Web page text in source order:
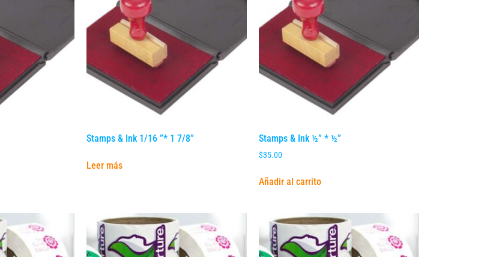
Stamps & Ink 1/16 ”* 1 7/8”
Leer más
Stamps & Ink ½” * ½”
$35.00
Añadir al carrito